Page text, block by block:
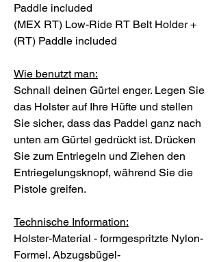
Paddle included
(MEX RT) Low-Ride RT Belt Holder +
(RT) Paddle included
Wie benutzt man:
Schnall deinen Gürtel enger. Legen Sie
das Holster auf Ihre Hüfte und stellen
Sie sicher, dass das Paddel ganz nach
unten am Gürtel gedrückt ist. Drücken
Sie zum Entriegeln und Ziehen den
Entriegelungsknopf, während Sie die
Pistole greifen.
Technische Information:
Holster-Material - formgespritzte Nylon-
Formel. Abzugsbügel-